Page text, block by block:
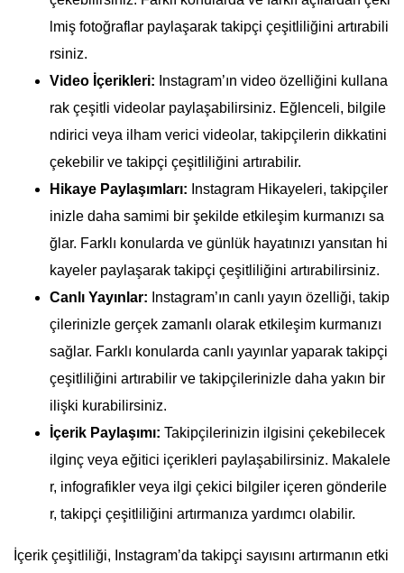
lmiş fotoğraflar paylaşarak takipçi çeşitliliğini artırabili
rsiniz.
Video İçerikleri: Instagram’ın video özelliğini kullana
rak çeşitli videolar paylaşabilirsiniz. Eğlenceli, bilgile
ndirici veya ilham verici videolar, takipçilerin dikkatini
çekebilir ve takipçi çeşitliliğini artırabilir.
Hikaye Paylaşımları: Instagram Hikayeleri, takipçiler
inizle daha samimi bir şekilde etkileşim kurmanızı sa
ğlar. Farklı konularda ve günlük hayatınızı yansıtan hi
kayeler paylaşarak takipçi çeşitliliğini artırabilirsiniz.
Canlı Yayınlar: Instagram’ın canlı yayın özelliği, takip
çilerinizle gerçek zamanlı olarak etkileşim kurmanızı
sağlar. Farklı konularda canlı yayınlar yaparak takipçi
çeşitliliğini artırabilir ve takipçilerinizle daha yakın bir
ilişki kurabilirsiniz.
İçerik Paylaşımı: Takipçilerinizin ilgisini çekebilecek
ilginç veya eğitici içerikleri paylaşabilirsiniz. Makalele
r, infografikler veya ilgi çekici bilgiler içeren gönderile
r, takipçi çeşitliliğini artırmanıza yardımcı olabilir.
İçerik çeşitliliği, Instagram’da takipçi sayısını artırmanın etki